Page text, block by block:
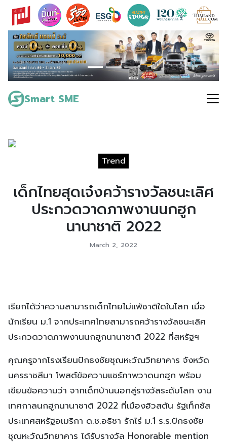
Skip
content
Smart SME
Search
for:
Trend
เด็กไทยสุดเจ๋งคว้ารางวัลชนะเลิศ
ประกวดวาดภาพงานนกฮูก
นานาชาติ 2022
March 2, 2022
เรียกได้ว่าความสามารถเด็กไทยไม่แพ้ชาติใดในโลก เมื่อ
นักเรียน ม.1 จากประเทศไทยสามารถคว้ารางวัลชนะเลิศ
ประกวดวาดภาพงานนกฮูกนานาชาติ 2022 ที่สหรัฐฯ
คุณครูจากโรงเรียนปักธงชัยชุณหะวัณวิทยาคาร จังหวัด
นครราชสีมา โพสต์ข้อความแชร์ภาพวาดนกฮูก พร้อม
เขียนข้อความว่า จากเด็กบ้านนอกสู่รางวัลระดับโลก งาน
เทศกาลนกฮูกนานาชาติ 2022 ที่เมืองฮิวสตัน รัฐเท็กซัส
ประเทศสหรัฐอเมริกา ด.ช.อธิชา รักไร่ ม.1 ร.ร.ปักธงชัย
ชุณหะวัณวิทยาคาร ได้รับรางวัล Honorable mention